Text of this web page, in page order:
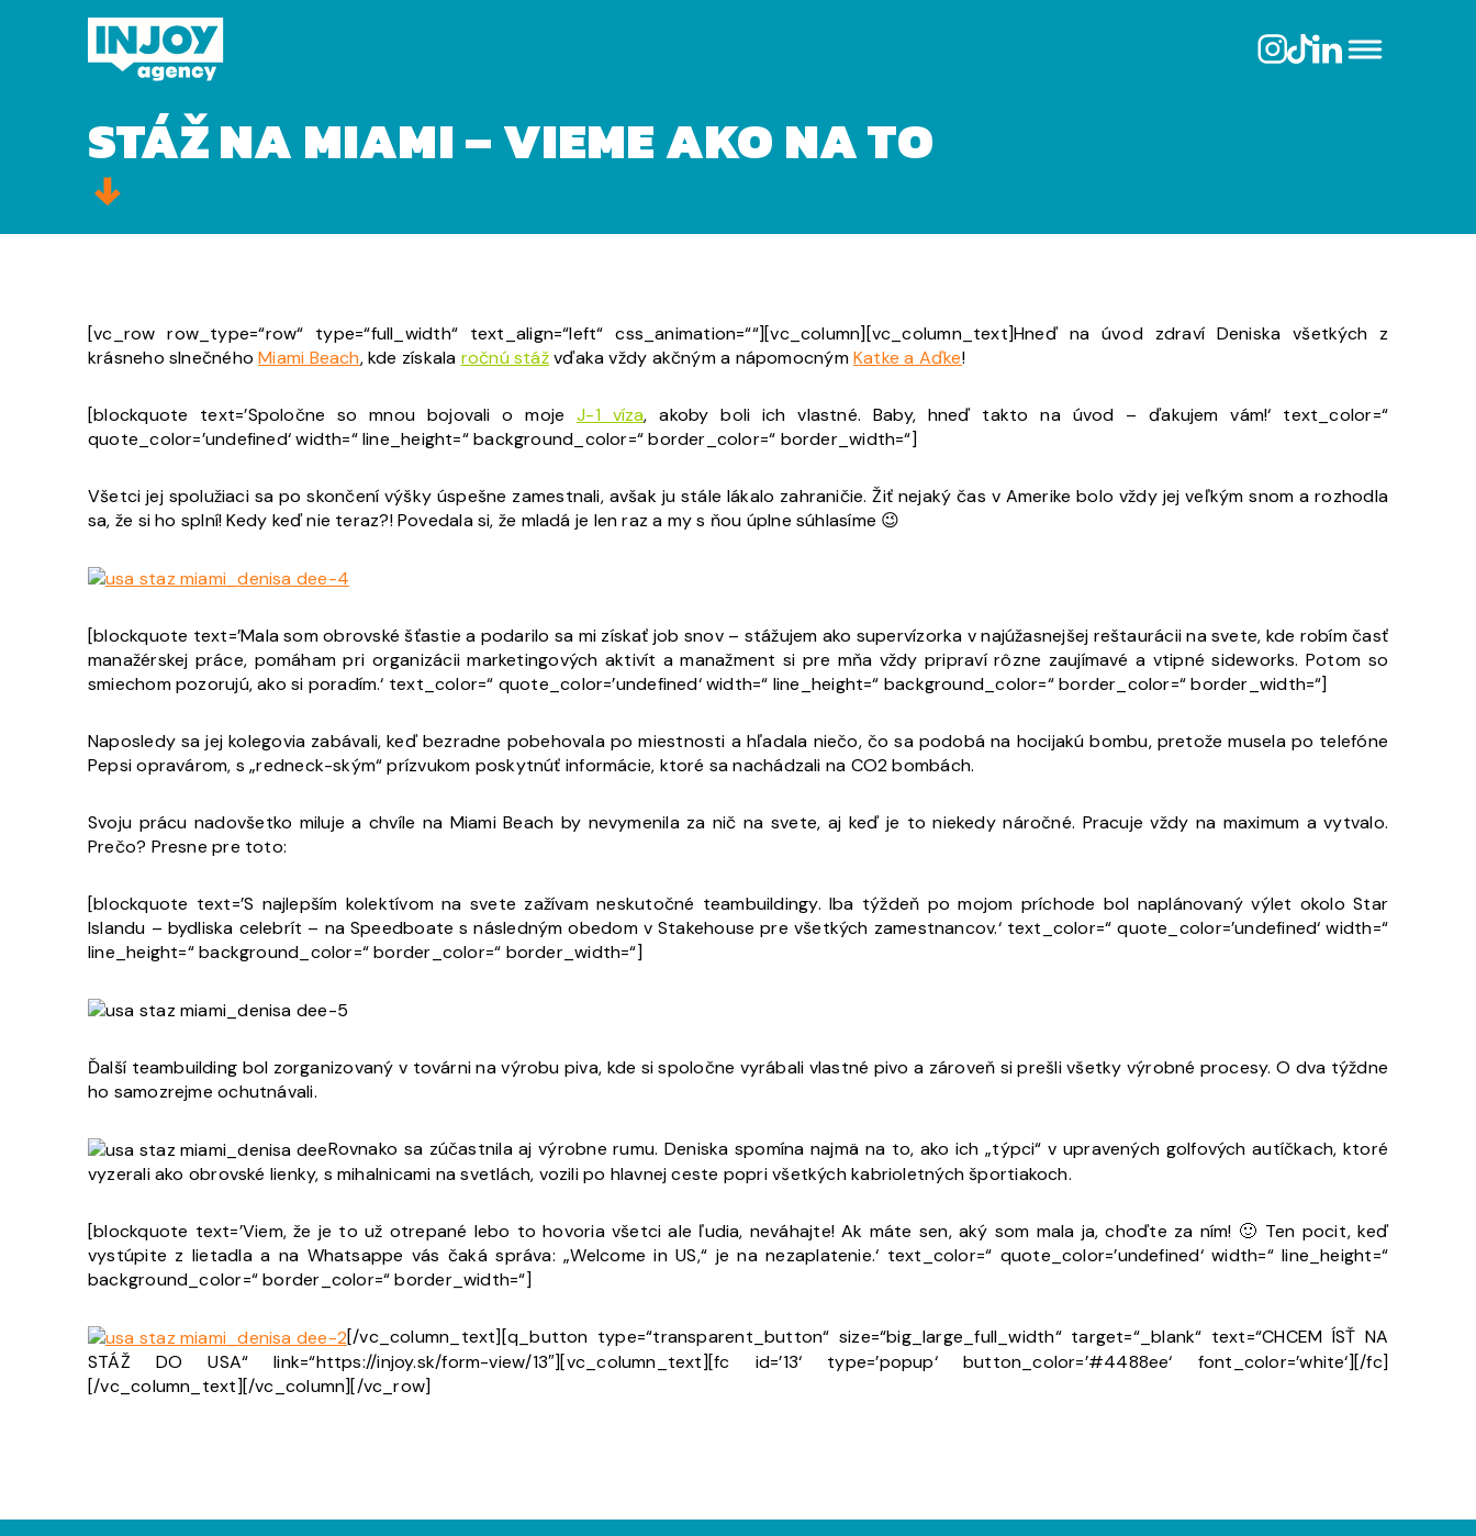
STÁŽ NA MIAMI – VIEME AKO NA TO
[vc_row row_type=“row“ type=“full_width“ text_align=“left“ css_animation=““][vc_column][vc_column_text]Hneď na úvod zdraví Deniska všetkých z
krásneho slnečnéhoMiami Beach, kde získala ročnú stážvďaka vždy akčným a nápomocnýmKatke a Aďke!
[blockquote text=’Spoločne so mnou bojovali o moje J-1 víza, akoby boli ich vlastné. Baby, hneď takto na úvod – ďakujem vám!‘ text_color=“
quote_color=’undefined‘ width=“ line_height=“ background_color=“ border_color=“ border_width=“]
Všetci jej spolužiaci sa po skončení výšky úspešne zamestnali, avšak ju stále lákalo zahraničie. Žiť nejaký čas v Amerike bolo vždy jej veľkým snom a rozhodla
sa, že si ho splní! Kedy keď nie teraz?! Povedala si, že mladá je len raz a my s ňou úplne súhlasíme 😉
[blockquote text=’Mala som obrovské šťastie a podarilo sa mi získať job snov – stážujem ako supervízorka v najúžasnejšej reštaurácii na svete, kde robím časť
manažérskej práce, pomáham pri organizácii marketingových aktivít a manažment si pre mňa vždy pripraví rôzne zaujímavé a vtipné sideworks. Potom so
smiechom pozorujú, ako si poradím.‘ text_color=“ quote_color=’undefined‘ width=“ line_height=“ background_color=“ border_color=“ border_width=“]
Naposledy sa jej kolegovia zabávali, keď bezradne pobehovala po miestnosti a hľadala niečo, čo sa podobá na hocijakú bombu, pretože musela po telefóne
Pepsi opravárom, s „redneck-ským“ prízvukom poskytnúť informácie, ktoré sa nachádzali na CO2 bombách.
Svoju prácu nadovšetko miluje a chvíle na Miami Beach by nevymenila za nič na svete, aj keď je to niekedy náročné. Pracuje vždy na maximum a vytvalo.
Prečo? Presne pre toto:
[blockquote text=’S najlepším kolektívom na svete zažívam neskutočné teambuildingy. Iba týždeň po mojom príchode bol naplánovaný výlet okolo Star
Islandu – bydliska celebrít – na Speedboate s následným obedom v Stakehouse pre všetkých zamestnancov.‘ text_color=“ quote_color=’undefined‘ width=“
line_height=“ background_color=“ border_color=“ border_width=“]
Ďalší teambuilding bol zorganizovaný v továrni na výrobu piva, kde si spoločne vyrábali vlastné pivo a zároveň si prešli všetky výrobné procesy. O dva týždne
ho samozrejme ochutnávali.
Rovnako sa zúčastnila aj výrobne rumu. Deniska spomína najmä na to, ako ich „týpci“v upravených golfových autíčkach, ktoré
vyzerali ako obrovské lienky, s mihalnicami na svetlách, vozili po hlavnej ceste popri všetkých kabrioletných športiakoch.
[blockquote text=’Viem, že je to už otrepané lebo to hovoria všetci ale ľudia, neváhajte! Ak máte sen, aký som mala ja, choďte za ním! 🙂 Ten pocit, keď
vystúpite z lietadla a na Whatsappe vás čaká správa: „Welcome in US,“ je na nezaplatenie.‘ text_color=“ quote_color=’undefined‘ width=“ line_height=“
background_color=“ border_color=“ border_width=“]
[/vc_column_text][q_button type=“transparent_button“ size=“big_large_full_width“ target=“_blank“ text=“CHCEM ÍSŤ NA
STÁŽ DO USA“ link=“https://injoy.sk/form-view/13″][vc_column_text][fc id=’13‘ type=’popup‘ button_color=’#4488ee‘ font_color=’white‘][/fc]
[/vc_column_text][/vc_column][/vc_row]